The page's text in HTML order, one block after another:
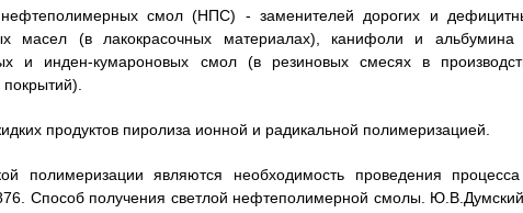
нефтеполимерных смол (НПС) - заменителей дорогих и
масел (в лакокрасочных материалах), канифоли и альбумина
и инден-кумароновых смол (в резиновых смесях в
продуктов пиролиза ионной и радикальной полимеризацией.
полимеризации являются необходимость проведения
Способ получения светлой нефтеполимерной смолы.